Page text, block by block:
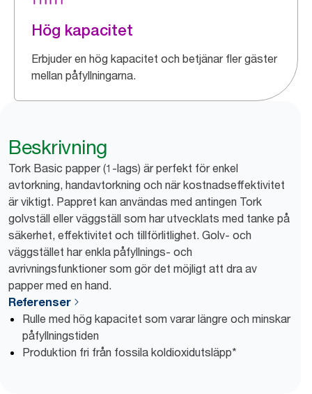
Hög kapacitet
Erbjuder en hög kapacitet och betjänar fler gäster
mellan påfyllningarna.
Beskrivning
Tork Basic papper (1-lags) är perfekt för enkel
avtorkning, handavtorkning och när kostnadseffektivitet
är viktigt. Pappret kan användas med antingen Tork
golvställ eller väggställ som har utvecklats med tanke på
säkerhet, effektivitet och tillförlitlighet. Golv- och
väggstället har enkla påfyllnings- och
avrivningsfunktioner som gör det möjligt att dra av
papper med en hand.
Referenser
Rulle med hög kapacitet som varar längre och minskar
påfyllningstiden
Produktion fri från fossila koldioxidutsläpp*